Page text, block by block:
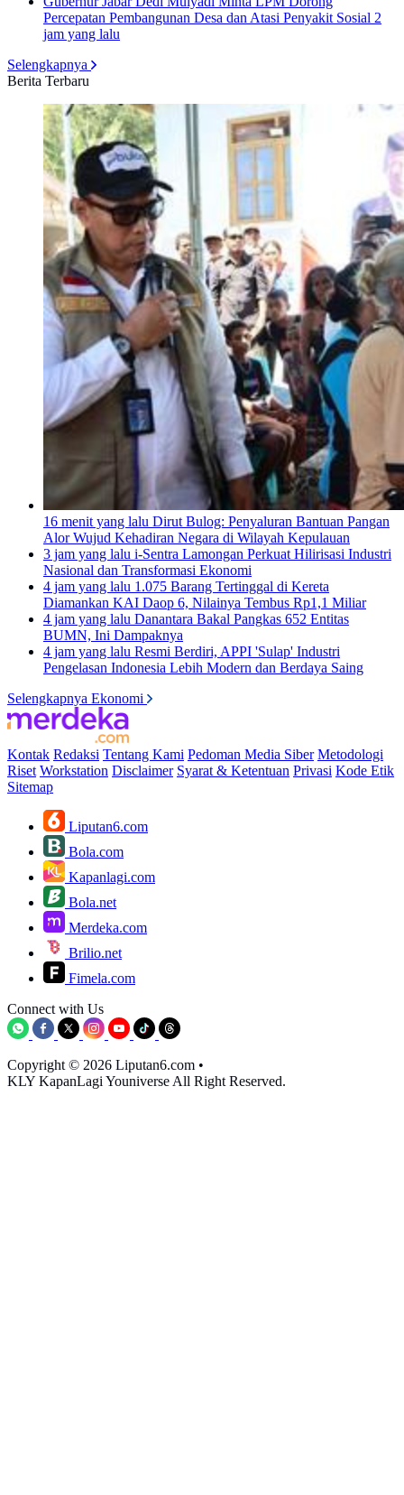
Percepatan Pembangunan Desa dan Atasi Penyakit Sosial 2
jam yang lalu
Selengkapnya
Berita Terbaru
16 menit yang lalu Dirut Bulog: Penyaluran Bantuan Pangan
Alor Wujud Kehadiran Negara di Wilayah Kepulauan
3 jam yang lalu i-Sentra Lamongan Perkuat Hilirisasi Industri
Nasional dan Transformasi Ekonomi
4 jam yang lalu 1.075 Barang Tertinggal di Kereta
Diamankan KAI Daop 6, Nilainya Tembus Rp1,1 Miliar
4 jam yang lalu Danantara Bakal Pangkas 652 Entitas
BUMN, Ini Dampaknya
4 jam yang lalu Resmi Berdiri, APPI 'Sulap' Industri
Pengelasan Indonesia Lebih Modern dan Berdaya Saing
Selengkapnya Ekonomi
Kontak Redaksi Tentang Kami Pedoman Media Siber Metodologi
Riset Workstation Disclaimer Syarat & Ketentuan Privasi Kode Etik
Sitemap
Liputan6.com
Bola.com
Kapanlagi.com
Bola.net
Merdeka.com
Brilio.net
Fimela.com
Connect with Us
Copyright © 2026 Liputan6.com •
KLY KapanLagi Youniverse All Right Reserved.